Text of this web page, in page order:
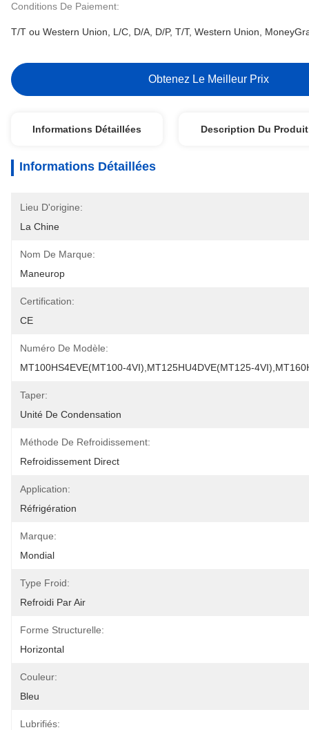
Conditions De Paiement:
T/T ou Western Union, L/C, D/A, D/P, T/T, Western Union,
Obtenez Le Meilleur Prix
Informations Détaillées Description Du Produit
Informations Détaillées
Lieu D'origine:
La Chine
Nom De Marque:
Maneurop
Certification:
CE
Numéro De Modèle:
MT100HS4EVE(MT100-4VI),MT125HU4DVE(MT125-
Taper:
Unité De Condensation
Méthode De Refroidissement:
Refroidissement Direct
Application:
Réfrigération
Marque:
Mondial
Type Froid:
Refroidi Par Air
Forme Structurelle:
Horizontal
Couleur:
Bleu
Lubrifiés: